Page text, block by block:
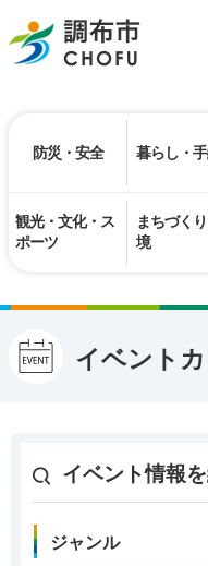
調布市
防災・安全 暮らし・
観光・文化・ス
ポーツ
まちづく
境
イベント
イベント情報
ジャンル